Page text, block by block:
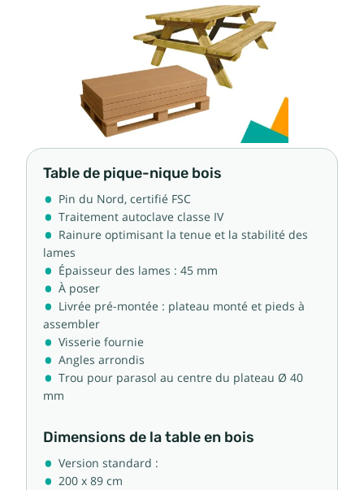
Table de pique-nique bois
Pin du Nord, certifié FSC
Traitement autoclave classe IV
Rainure optimisant la tenue et la stabilité des
lames
Épaisseur des lames : 45 mm
À poser
Livrée pré-montée : plateau monté et pieds à
assembler
Visserie fournie
Angles arrondis
Trou pour parasol au centre du plateau Ø 40
mm
Dimensions de la table en bois
Version standard :
200 x 89 cm